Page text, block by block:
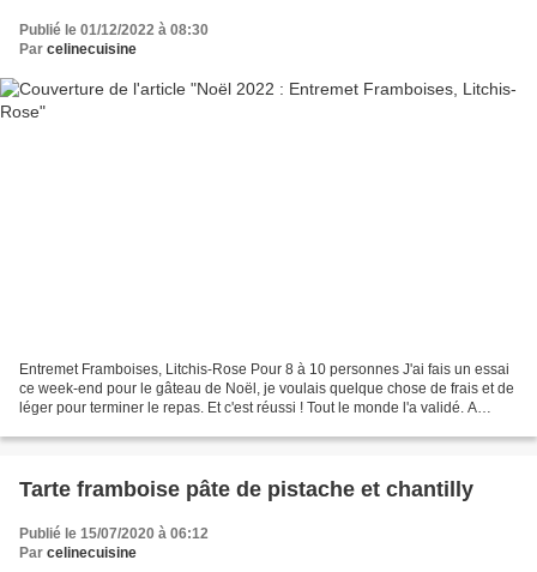
Publié le 01/12/2022 à 08:30
Par celinecuisine
Entremet Framboises, Litchis-Rose Pour 8 à 10 personnes J'ai fais un essai
ce week-end pour le gâteau de Noël, je voulais quelque chose de frais et de
léger pour terminer le repas. Et c'est réussi ! Tout le monde l'a validé. A
Tarte framboise pâte de pistache et chantilly
Publié le 15/07/2020 à 06:12
Par celinecuisine